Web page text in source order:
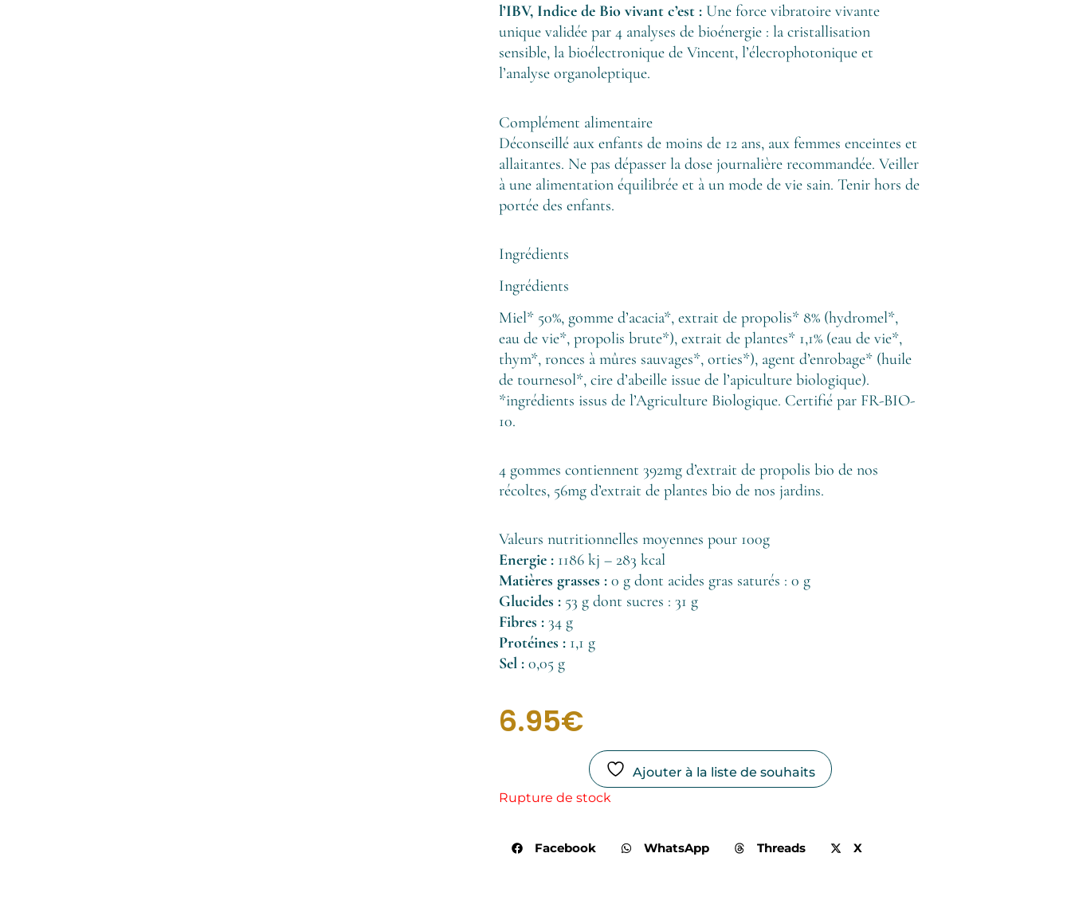
l’IBV, Indice de Bio vivant c’est :Une force vibratoire vivante
unique validée par 4 analyses de bioénergie : la cristallisation
sensible, la bioélectronique de Vincent, l’élecrophotonique et
l’analyse organoleptique.
Complément alimentaire
Déconseillé aux enfants de moins de 12 ans, aux femmes enceintes et
allaitantes. Ne pas dépasser la dose journalière recommandée. Veiller
à une alimentation équilibrée et à un mode de vie sain. Tenir hors de
portée des enfants.
Ingrédients
Ingrédients
Miel* 50%, gomme d’acacia*, extrait de propolis* 8% (hydromel*,
eau de vie*, propolis brute*), extrait deplantes* 1,1% (eau de vie*,
thym*, ronces à mûres sauvages*, orties*), agent d’enrobage* (huile
de tournesol*, cire d’abeille issue de l’apiculture biologique).
*ingrédients issus de l’Agriculture Biologique. Certifié par FR-BIO-
10.
4 gommes contiennent 392mg d’extrait de propolis bio de nos
récoltes, 56mg d’extrait de plantes bio de nos jardins.
Valeurs nutritionnelles moyennes pour 100g
Energie : 1186 kj – 283 kcal
Matières grasses :0 g dont acides gras saturés : 0 g
Glucides : 53 g dont sucres : 31 g
Fibres : 34 g
Protéines : 1,1 g
Sel : 0,05 g
6.95€
Ajouter à la liste de souhaits
Rupture de stock
Facebook WhatsApp Threads X